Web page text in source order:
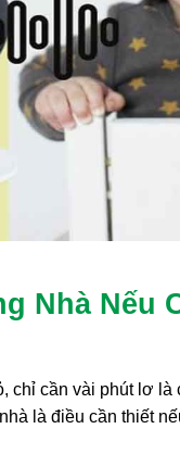
Nhà Nếu
chỉ cần vài phút lơ
là điều cần thiết